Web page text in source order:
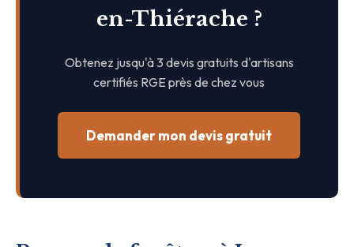
en-Thiérache ?
Obtenez jusqu'à 3 devis gratuits d'artisans
certifiés RGE près de chez vous
Demander mon devis gratuit